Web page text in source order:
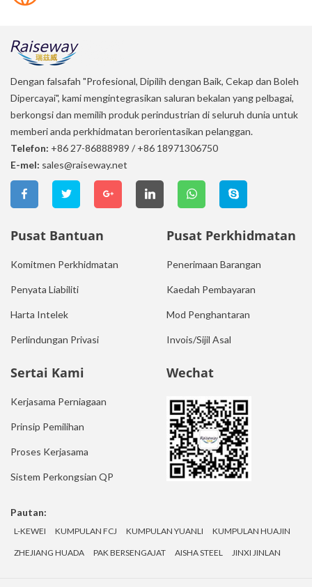
Dengan falsafah "Profesional, Dipilih dengan Baik, Cekap dan Boleh
Dipercayai", kami mengintegrasikan saluran bekalan yang pelbagai,
berkongsi dan memilih produk perindustrian di seluruh dunia untuk
memberi anda perkhidmatan berorientasikan pelanggan.
Telefon: +86 27-86888989 / +86 18971306750
E-mel: sales@raiseway.net
Pusat Bantuan
Komitmen Perkhidmatan
Penyata Liabiliti
Harta Intelek
Perlindungan Privasi
Pusat Perkhidmatan
Penerimaan Barangan
Kaedah Pembayaran
Mod Penghantaran
Invois/Sijil Asal
Sertai Kami
Kerjasama Perniagaan
Prinsip Pemilihan
Proses Kerjasama
Sistem Perkongsian QP
Wechat
Pautan:
L-KEWEI KUMPULAN FCJ KUMPULAN YUANLI KUMPULAN HUAJIN
ZHEJIANG HUADA PAK BERSENGAJAT AISHA STEEL JINXI JINLAN